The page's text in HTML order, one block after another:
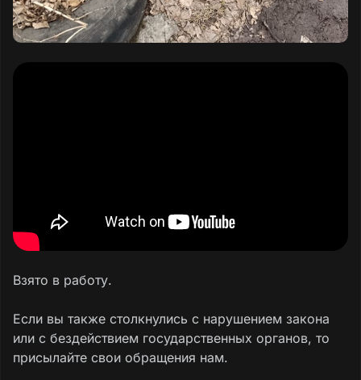
Взято в работу.
Если вы также столкнулись с нарушением закона
или с бездействием государственных органов, то
присылайте свои обращения нам.